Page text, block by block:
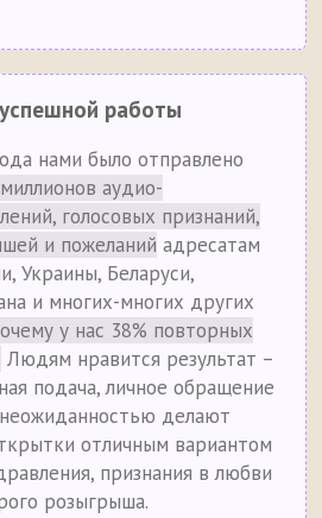
работы
нами было отправлено
аудио-
голосовых признаний,
и пожеланий адресатам
Украины, Беларуси,
и многих-многих других
у нас 38% повторных
Людям нравится результат –
подача, личное обращение
делают
отличным вариантом
признания в любви
розыгрыша.